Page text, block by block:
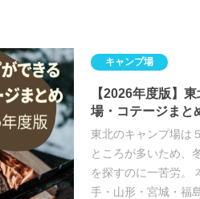
キャンプ場
【2026年度版】
場・コテージまと
東北のキャンプ場は
ところが多いため、
を探すのに一苦労。
手・山形・宮城・福